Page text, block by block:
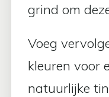
grind om
Voeg
kleuren voor
natuurlijke